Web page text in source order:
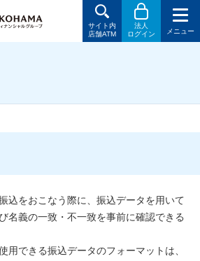
サイト内
店舗ATM
法人
ログイン
メニュー
込をおこなう際に、振込データを用いて
名義の一致・不一致を事前に確認できる
用できる振込データのフォーマットは、